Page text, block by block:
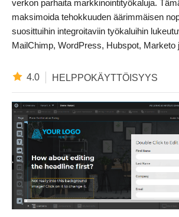
verkon parhaita markkinointityökaluja.
maksimoida tehokkuuden äärimmäisen
suosittuihin integroitaviin työkaluihin
MailChimp, WordPress, Hubspot, Marketo
4.0 HELPPOKÄYTTÖISYYS